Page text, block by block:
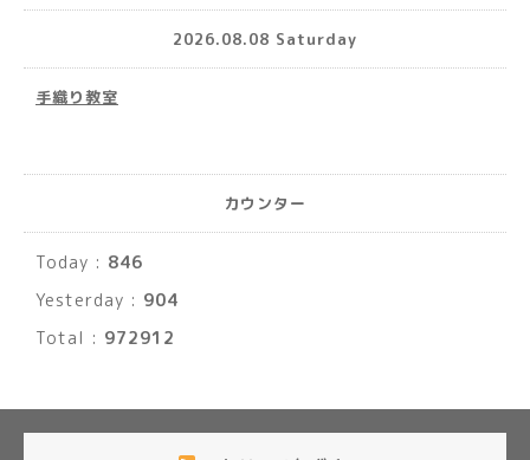
2026.08.08 Saturday
手織り教室
カウンター
Today : 846
Yesterday : 904
Total : 972912